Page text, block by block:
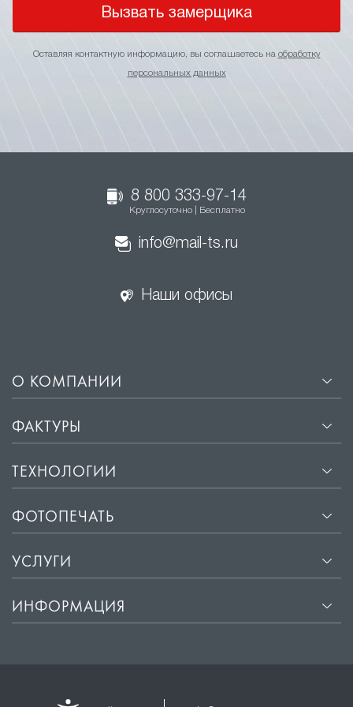
Вызвать замерщика
Оставляя контактную информацию, вы соглашаетесь на обработку
персональных данных
8 800 333-97-14
Круглосуточно | Бесплатно
info@mail-ts.ru
Наши офисы
О КОМПАНИИ
ФАКТУРЫ
ТЕХНОЛОГИИ
ФОТОПЕЧАТЬ
УСЛУГИ
ИНФОРМАЦИЯ